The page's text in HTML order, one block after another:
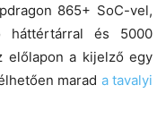
865+ SoC-vel,
háttértárral és 5000
előlapon a kijelző egy
marad a tavalyi